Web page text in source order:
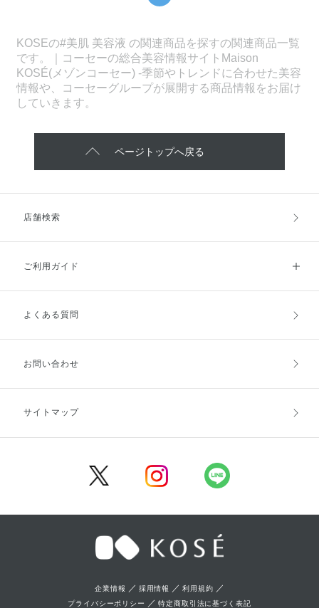
KOSEの#美肌 美容液 の関連商品を探すの関連商品一覧
です。｜コーセーの総合美容情報サイトMaison
KOSÉ(メゾンコーセー) -季節やトレンドに合わせた美容
情報や、コーセーグループが展開する商品情報をお届け
していきます。
ページトップへ戻る
店舗検索
ご利用ガイド
ご利用ガイドトップ
お支払方法
キャンセル・返品・交換
よくある質問
お問い合わせ
サイトマップ
企業情報 ／ 採用情報 ／利用規約 ／
プライバシーポリシー ／特定商取引法に基づく表記